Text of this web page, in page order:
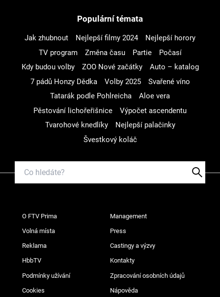
Populární témata
Jak zhubnout Nejlepší filmy 2024
Nejlepší horory
TV program
Změna času Partie
Počasí
Kdy budou volby
ZOO Nové začátky
Auto – katalog
7 pádů Honzy Dědka
Volby 2025
Svařené víno
Tatarák podle Pohlreicha
Aloe vera
Pěstování lichořeřišnice
Výpočet ascendentu
Tvarohové knedlíky
Nejlepší palačinky
Švestkový koláč
O FTV Prima Management
Volná místa Press
Reklama Castingy a výzvy
HbbTV Kontakty
Podmínky užívání Zpracování osobních údajů
Cookies Nápověda